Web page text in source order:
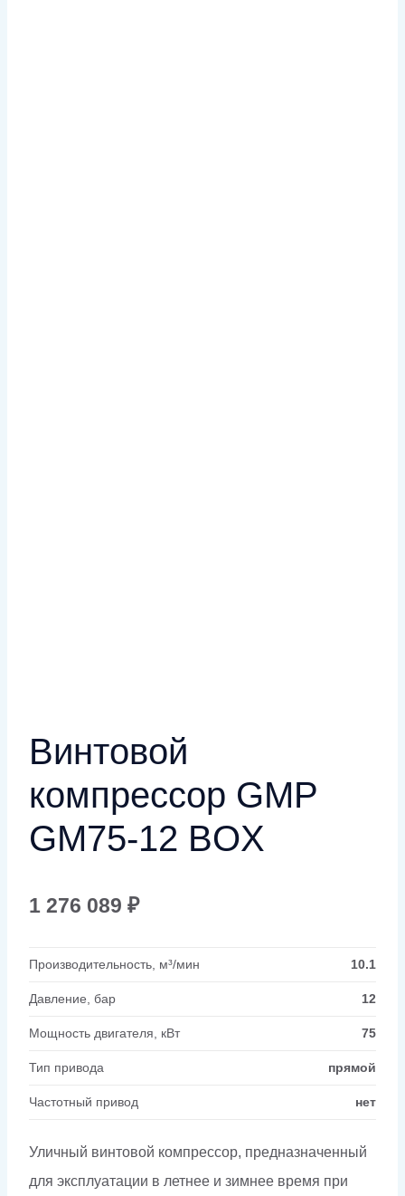
Винтовой
компрессор GMP
GM75-12 BOX
1 276 089 ₽
Производительность, м³/мин 10.1
Давление, бар 12
Мощность двигателя, кВт 75
Тип привода прямой
Частотный привод нет
Уличный винтовой компрессор, предназначенный
для эксплуатации в летнее и зимнее время при